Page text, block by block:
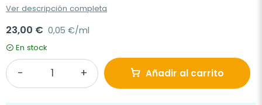
Ver descripción completa
23,00 € 0,05 €/ml
En stock
Añadir al carrito